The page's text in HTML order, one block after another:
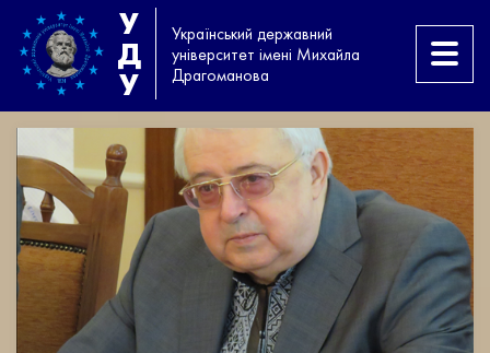
У
Д
У
Український державний
університет імені Михайла
Драгоманова